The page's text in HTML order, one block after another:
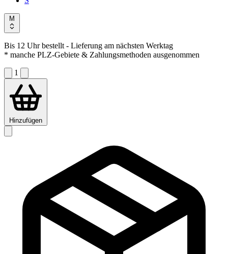
M
Bis 12 Uhr bestellt- Lieferung am nächsten Werktag
* manche PLZ-Gebiete & Zahlungsmethoden ausgenommen
1
Hinzufügen